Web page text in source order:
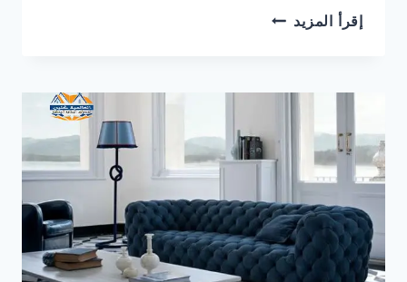
إقرأ المزيد شركة
شرق
0548145142